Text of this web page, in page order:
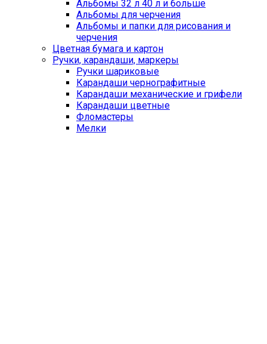
Альбомы 32 л 40 л и больше
Альбомы для черчения
Альбомы и папки для рисования и
черчения
Цветная бумага и картон
Ручки, карандаши, маркеры
Ручки шариковые
Карандаши чернографитные
Карандаши механические и грифели
Карандаши цветные
Фломастеры
Мелки